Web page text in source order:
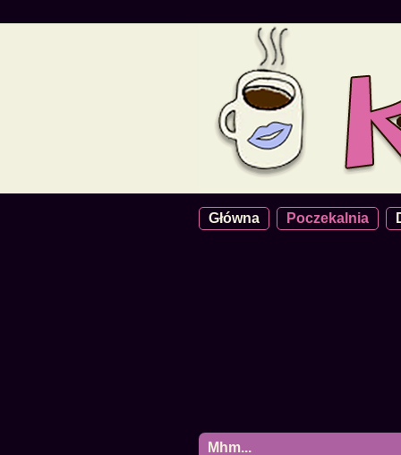
Główna Poczekalnia
Mhm...